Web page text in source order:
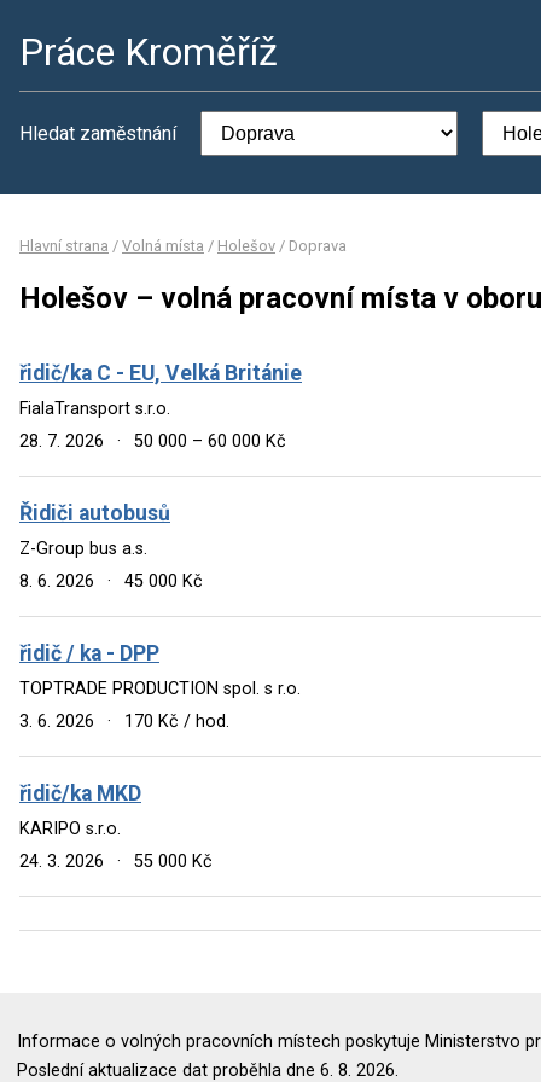
Práce Kroměříž
Hledat zaměstnání
Hlavní strana / Volná místa / Holešov / Doprava
Holešov – volná pracovní místa v
řidič/ka C - EU, Velká Británie
FialaTransport s.r.o.
28. 7. 2026
· 50 000 – 60 000 Kč
Řidiči autobusů
Z-Group bus a.s.
8. 6. 2026
· 45 000 Kč
řidič / ka - DPP
TOPTRADE PRODUCTION spol. s r.o.
3. 6. 2026
· 170 Kč / hod.
řidič/ka MKD
KARIPO s.r.o.
24. 3. 2026
· 55 000 Kč
Informace o volných pracovních místech poskytuje Ministerstvo
Poslední aktualizace dat proběhla dne 6. 8. 2026.